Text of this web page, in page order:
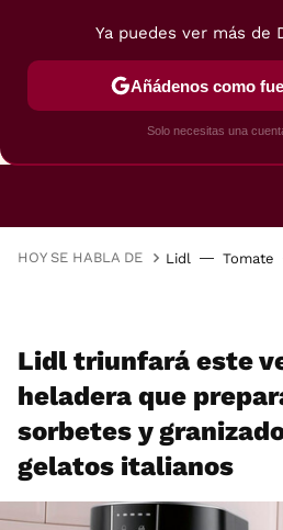
FREIDORAS
HOY SE HABLA DE Lidl Tomate
Lidl triunfará este
heladera que
sorbetes y
gelatos italianos
Ya puedes ver más de
Añádenos como
Solo necesitas una